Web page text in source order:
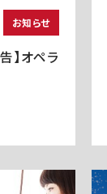
お知らせ
】オペラ